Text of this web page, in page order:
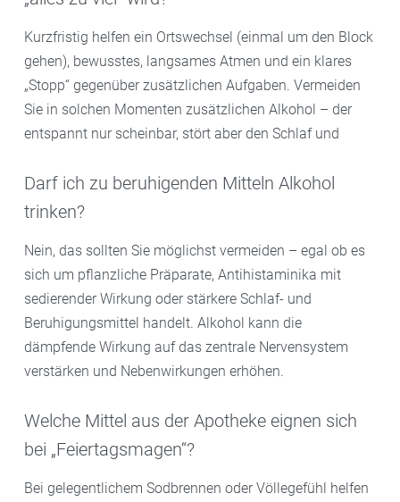
Kurzfristig helfen ein Ortswechsel (einmal um den Block
gehen), bewusstes, langsames Atmen und ein klares
„Stopp“ gegenüber zusätzlichen Aufgaben. Vermeiden
Sie in solchen Momenten zusätzlichen Alkohol – der
entspannt nur scheinbar, stört aber den Schlaf und
Darf ich zu beruhigenden Mitteln Alkohol
trinken?
Nein, das sollten Sie möglichst vermeiden – egal ob es
sich um pflanzliche Präparate, Antihistaminika mit
sedierender Wirkung oder stärkere Schlaf- und
Beruhigungsmittel handelt. Alkohol kann die
dämpfende Wirkung auf das zentrale Nervensystem
verstärken und Nebenwirkungen erhöhen.
Welche Mittel aus der Apotheke eignen sich
bei „Feiertagsmagen“?
Bei gelegentlichem Sodbrennen oder Völlegefühl helfen